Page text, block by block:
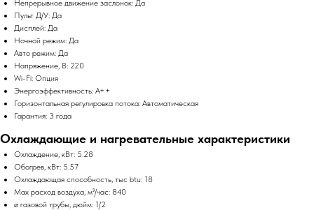
Непрерывное движение заслонок: Да
Пульт Д/У: Да
Дисплей: Да
Ночной режим: Да
Авто режим: Да
Напряжение, В: 220
Wi-Fi: Опция
Энергоэффективность: A++
Горизонтальная регулировка потока: Автоматическая
Гарантия: 3 года
Охлаждающие и нагревательные характеристики
Охлаждение, кВт: 5.28
Обогрев, кВт: 5.57
Охлаждающая способность, тыс btu: 18
Max расход воздуха, м³/час: 840
ø газовой трубы, дюйм: 1/2